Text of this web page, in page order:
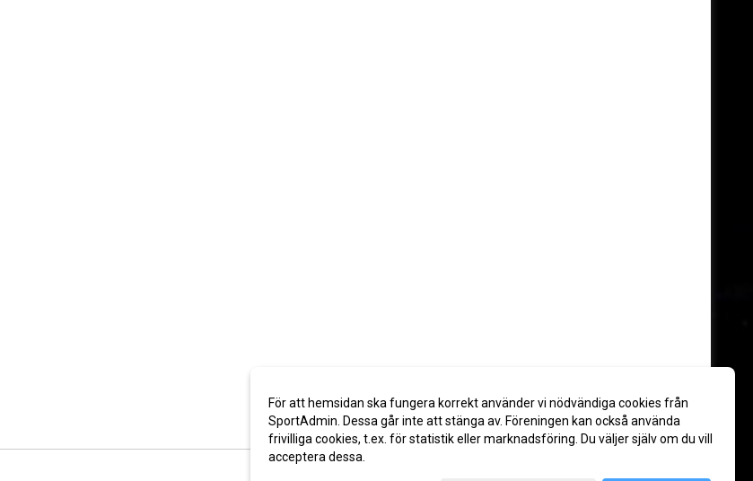
För att hemsidan ska fungera korrekt använder vi nödvändiga cookies från
SportAdmin. Dessa går inte att stänga av. Föreningen kan också använda
frivilliga cookies, t.ex. för statistik eller marknadsföring. Du väljer själv om du vill
acceptera dessa.